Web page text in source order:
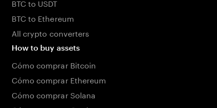
BTC to USDT
BTC to Ethereum
All crypto converters
How to buy assets
Cómo comprar Bitcoin
Cómo comprar Ethereum
Cómo comprar Solana